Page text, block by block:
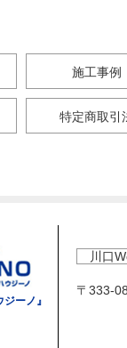
施工事例
特定商取引
ーノ』
川口
〒333-